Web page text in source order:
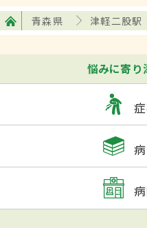
青森県 津軽二股駅
悩みに寄り